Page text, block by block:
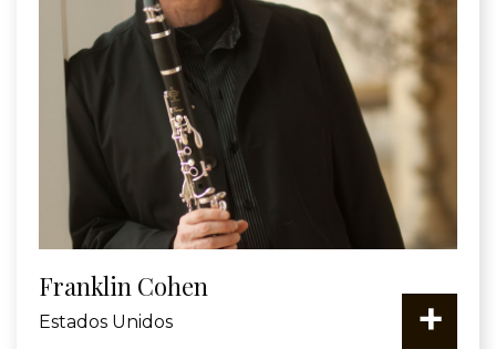
Franklin Cohen
Estados Unidos +